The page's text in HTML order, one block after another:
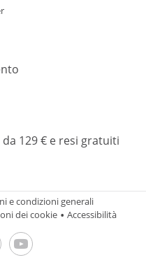
129 € e resi gratuiti
e condizioni generali
dei cookie Accessibilità